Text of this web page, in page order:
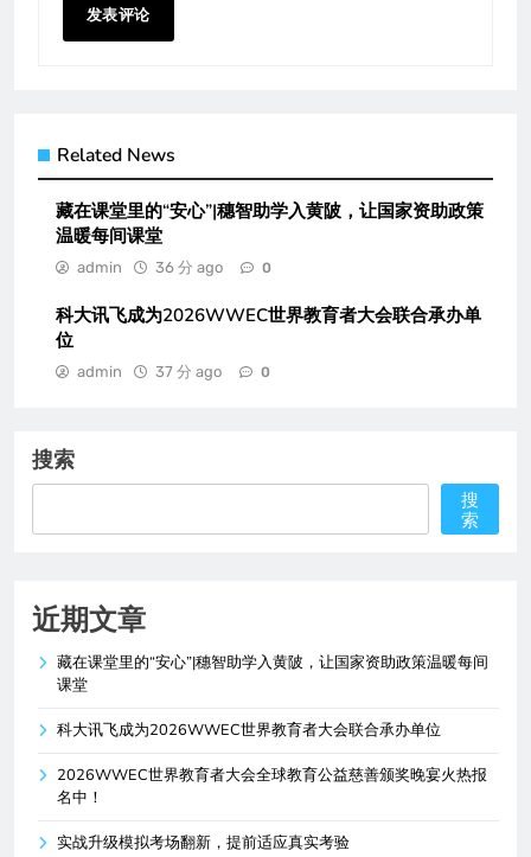
Related News
藏在课堂里的“安心”|穗智助学入黄陂，让国家资助政策
温暖每间课堂
admin 36 分 ago 0
科大讯飞成为2026WWEC世界教育者大会联合承办单
位
admin 37 分 ago 0
搜索
搜
索
近期文章
藏在课堂里的“安心”|穗智助学入黄陂，让国家资助政策温暖每间
课堂
科大讯飞成为2026WWEC世界教育者大会联合承办单位
2026WWEC世界教育者大会全球教育公益慈善颁奖晚宴火热报
名中！
实战升级模拟考场翻新，提前适应真实考验